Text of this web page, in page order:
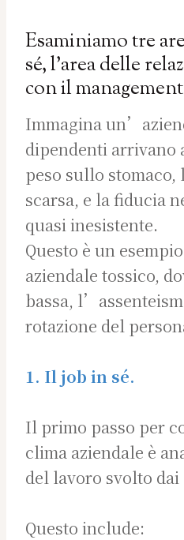
Esaminiamo tre
sé, l’area delle
con il
Immagina
dipendenti arrivano
peso sullo stomaco,
scarsa, e la fiducia
quasi inesistente.
Questo è un
aziendale tossico,
bassa,
rotazione del
1. Il job in sé.
Il primo passo per
clima aziendale è
del lavoro svolto
Questo include: